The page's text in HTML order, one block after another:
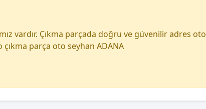
vardır. Çıkma parçada doğru ve güvenilir adres oto
çıkma parça oto seyhan ADANA